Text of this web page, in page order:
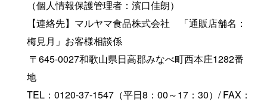
（個人情報保護管理者：濱口佳朗）
【連絡先】マルヤマ食品株式会社 「通販店舗名：
梅見月」お客様相談係
〒645-0027和歌山県日高郡みなべ町西本庄1282番
地
TEL：0120-37-1547（平日8：00～17：30）/ FAX：